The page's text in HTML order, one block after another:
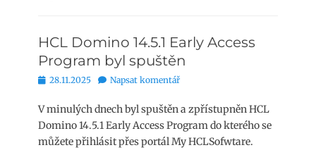
HCL Domino 14.5.1 Early Access
Program byl spuštěn
Publikováno
28.11.2025 Napsat komentář
V minulých dnech byl spuštěn a zpřístupněn HCL
Domino 14.5.1 Early Access Program do kterého se
můžete přihlásit přes portál My HCLSofwtare.